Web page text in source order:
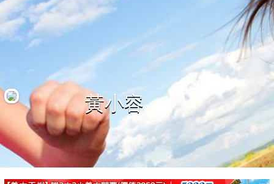
好康優惠
最新留言
商家合作
推薦景點
黃小容